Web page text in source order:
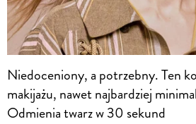
Niedoceniony, a potrzebny. Ten
makijażu, nawet najbardziej
Odmienia twarz w 30 sekund